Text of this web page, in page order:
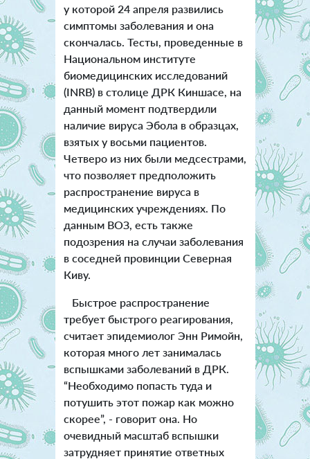
у которой 24 апреля развились
симптомы заболевания и она
скончалась. Тесты, проведенные в
Национальном институте
биомедицинских исследований
(INRB) в столице ДРК Киншасе, на
данный момент подтвердили
наличие вируса Эбола в образцах,
взятых у восьми пациентов.
Четверо из них были медсестрами,
что позволяет предположить
распространение вируса в
медицинских учреждениях. По
данным ВОЗ, есть также
подозрения на случаи заболевания
в соседней провинции Северная
Киву.
Быстрое распространение
требует быстрого реагирования,
считает эпидемиолог Энн Римойн,
которая много лет занималась
вспышками заболеваний в ДРК.
“Необходимо попасть туда и
потушить этот пожар как можно
скорее”, - говорит она. Но
очевидный масштаб вспышки
затрудняет принятие ответных